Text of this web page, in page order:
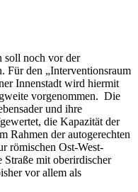
soll noch vor der
Für den „Interventionsraum
Innenstadt wird hiermit
vorgenommen. Die
und ihre
die Kapazität der
Rahmen der autogerechten
römischen Ost-West-
Straße mit oberirdischer
vor allem als